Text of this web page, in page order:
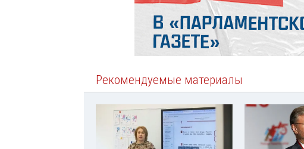
Рекомендуемые материалы